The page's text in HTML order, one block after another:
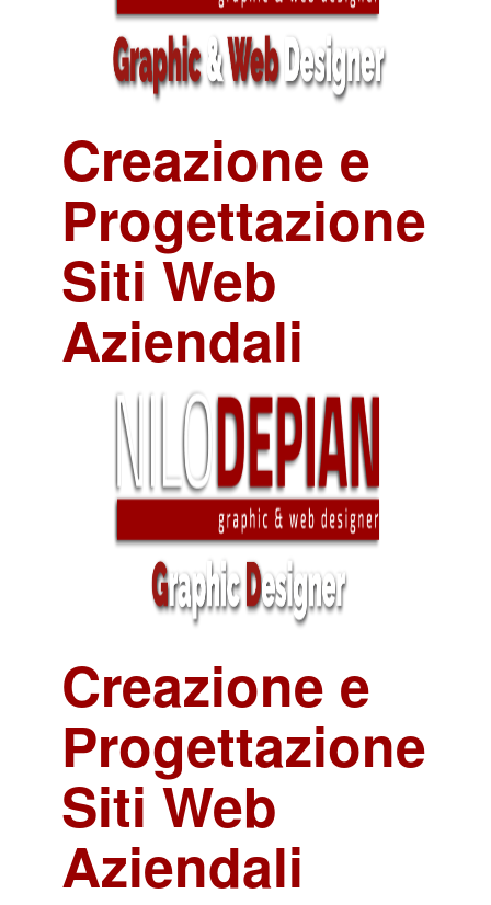
Creazione e
Progettazione
Siti Web
Aziendali
Creazione e
Progettazione
Siti Web
Aziendali